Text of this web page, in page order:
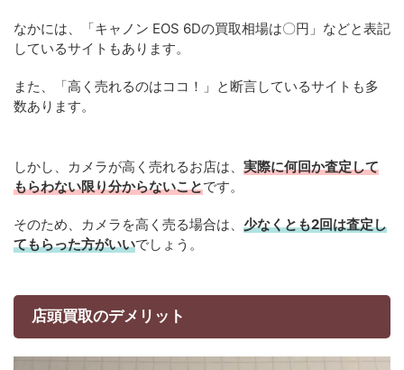
なかには、「キャノン EOS 6Dの買取相場は〇円」などと表記
しているサイトもあります。
また、「高く売れるのはココ！」と断言しているサイトも多
数あります。
しかし、カメラが高く売れるお店は、 実際に何回か査定して
もらわない限り分からないことです。
そのため、カメラを高く売る場合は、 少なくとも2回は査定し
てもらった方がいいでしょう。
店頭買取のデメリット